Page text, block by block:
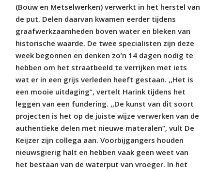
(Bouw en Metselwerken) verwerkt in het herstel van
de put. Delen daarvan kwamen eerder tijdens
graafwerkzaamheden boven water en bleken van
historische waarde. De twee specialisten zijn deze
week begonnen en denken zo’n 14 dagen nodig te
hebben om het straatbeeld te verrijken met iets
wat er in een grijs verleden heeft gestaan. ,,Het is
een mooie uitdaging”, vertelt Harink tijdens het
leggen van een fundering. ,,De kunst van dit soort
projecten is het op de juiste wijze verwerken van de
authentieke delen met nieuwe materalen”, vult De
Keijzer zijn collega aan. Voorbijgangers houden
nieuwsgierig halt en hebben vaak geen weet van
het bestaan van de waterput van vroeger. In het